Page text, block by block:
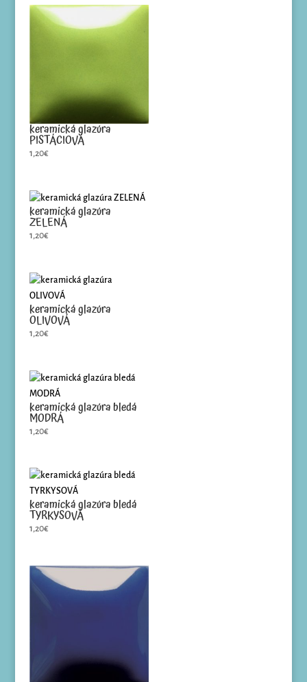
keramická glazúra
PISTÁCIOVÁ
1,20€
keramická glazúra
ZELENÁ
1,20€
keramická glazúra
OLIVOVÁ
1,20€
keramická glazúra bledá
MODRÁ
1,20€
keramická glazúra bledá
TYRKYSOVÁ
1,20€